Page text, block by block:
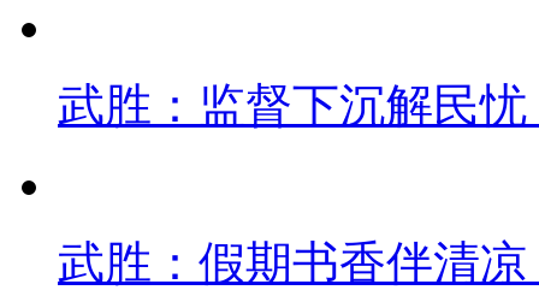
武胜：监督下沉解民
武胜：假期书香伴清